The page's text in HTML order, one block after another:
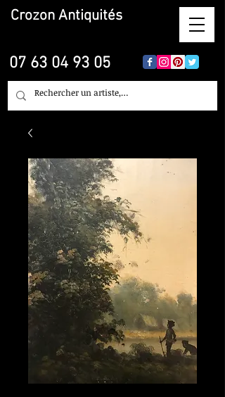
Crozon Antiquités
07 63 04 93 05